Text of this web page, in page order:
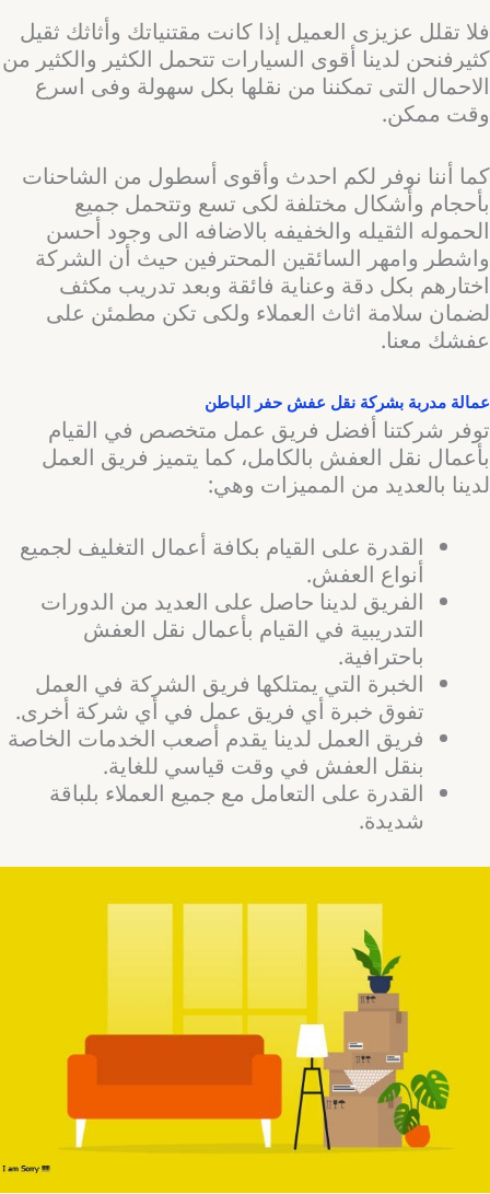
فلا تقلل عزيزى العميل إذا كانت مقتنياتك وأثاثك ثقيل
كثيرفنحن لدينا أقوى السيارات تتحمل الكثير والكثير من
الاحمال التى تمكننا من نقلها بكل سهولة وفى اسرع
وقت ممكن.
كما أننا نوفر لكم احدث وأقوى أسطول من الشاحنات
بأحجام وأشكال مختلفة لكى تسع وتتحمل جميع
الحموله الثقيله والخفيفه بالاضافه الى وجود أحسن
واشطر وامهر السائقين المحترفين حيث أن الشركة
اختارهم بكل دقة وعناية فائقة وبعد تدريب مكثف
لضمان سلامة اثاث العملاء ولكى تكن مطمئن على
عفشك معنا.
عمالة مدربة بشركة نقل عفش حفر الباطن
توفر شركتنا أفضل فريق عمل متخصص في القيام
بأعمال نقل العفش بالكامل، كما يتميز فريق العمل
لدينا بالعديد من المميزات وهي:
القدرة على القيام بكافة أعمال التغليف لجميع
أنواع العفش.
الفريق لدينا حاصل على العديد من الدورات
التدريبية في القيام بأعمال نقل العفش
باحترافية.
الخبرة التي يمتلكها فريق الشركة في العمل
تفوق خبرة أي فريق عمل في أي شركة أخرى.
فريق العمل لدينا يقدم أصعب الخدمات الخاصة
بنقل العفش في وقت قياسي للغاية.
القدرة على التعامل مع جميع العملاء بلباقة
شديدة.